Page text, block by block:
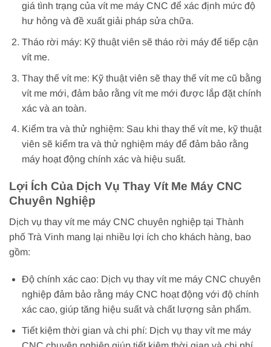
giá tình trạng của vít me máy CNC để xác định mức độ
hư hỏng và đề xuất giải pháp sửa chữa.
Tháo rời máy: Kỹ thuật viên sẽ tháo rời máy để tiếp cận
vít me.
Thay thế vít me: Kỹ thuật viên sẽ thay thế vít me cũ bằng
vít me mới, đảm bảo rằng vít me mới được lắp đặt chính
xác và an toàn.
Kiểm tra và thử nghiệm: Sau khi thay thế vít me, kỹ thuật
viên sẽ kiểm tra và thử nghiệm máy để đảm bảo rằng
máy hoạt động chính xác và hiệu suất.
Lợi Ích Của Dịch Vụ Thay Vít Me Máy CNC
Chuyên Nghiệp
Dịch vụ thay vít me máy CNC chuyên nghiệp tại Thành
phố Trà Vinh mang lại nhiều lợi ích cho khách hàng, bao
gồm:
Độ chính xác cao: Dịch vụ thay vít me máy CNC chuyên
nghiệp đảm bảo rằng máy CNC hoạt động với độ chính
xác cao, giúp tăng hiệu suất và chất lượng sản phẩm.
Tiết kiệm thời gian và chi phí: Dịch vụ thay vít me máy